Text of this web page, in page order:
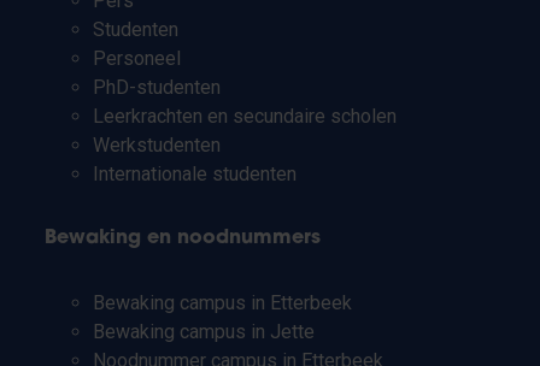
Studenten
Personeel
PhD-studenten
Leerkrachten en secundaire scholen
Werkstudenten
Internationale studenten
Bewaking en noodnummers
Bewaking campus in Etterbeek
Bewaking campus in Jette
Noodnummer campus in Etterbeek